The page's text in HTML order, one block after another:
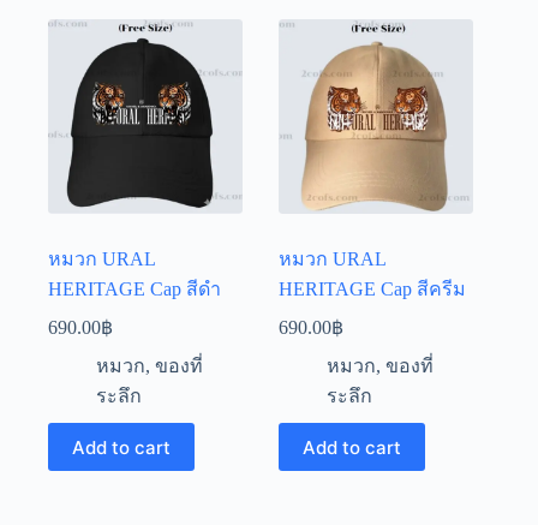
variants.
options
may
chosen
the
product
variants.
options
may
chosen
product
หมวก URAL
HERITAGE Cap สีดำ
690.00฿
หมวก, ของที่
ระลึก
Add to cart
หมวก URAL
HERITAGE Cap สีครีม
690.00฿
หมวก,ของที่
ระลึก
Add to cart